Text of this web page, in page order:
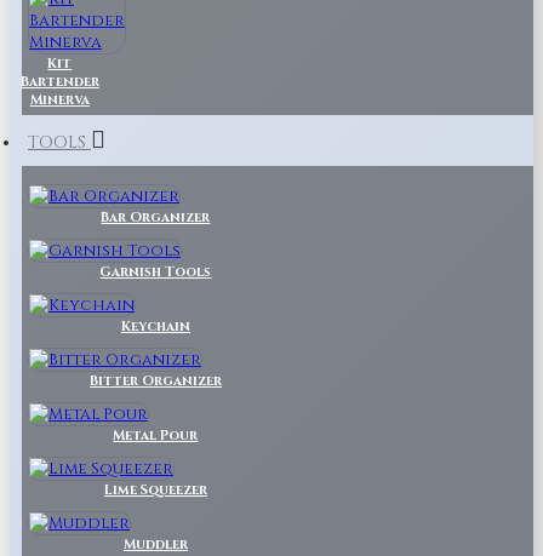
Kit
Bartender
Minerva
TOOLS
Bar Organizer
Garnish Tools
Keychain
Bitter Organizer
Metal Pour
Lime Squeezer
Muddler